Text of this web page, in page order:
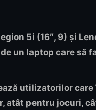
5i (16″, 9) și
un laptop care să
utilizatorilor
atât pentru jocuri,